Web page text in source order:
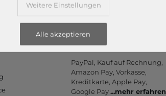
Zahlungsarten
PayPal, Kauf auf Rechnung,
Amazon Pay, Vor­kasse,
Kredit­karte, Apple Pay,
Google Pay...mehr erfahren
Weitere Einstellungen
Alle akzeptieren